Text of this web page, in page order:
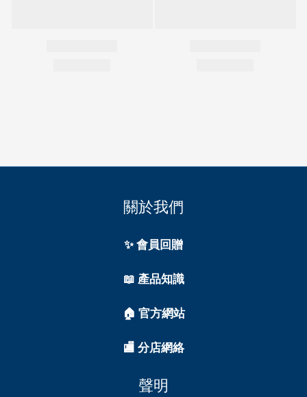
關於我們
✨ 會員回贈
📖 產品知識
🏠 官方網站
🏬 分店網絡
聲明